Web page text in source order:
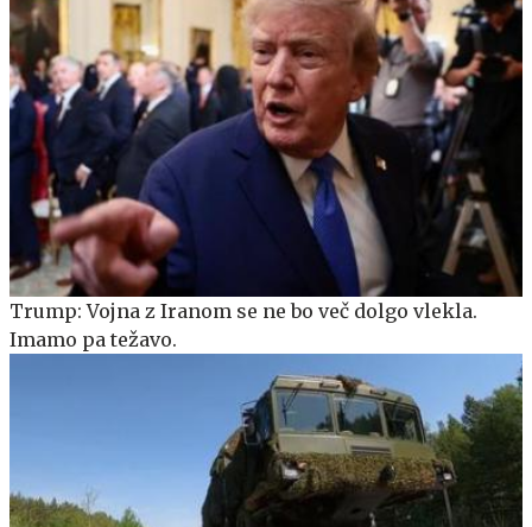
Trump: Vojna z Iranom se ne bo več dolgo vlekla.
Imamo pa težavo.